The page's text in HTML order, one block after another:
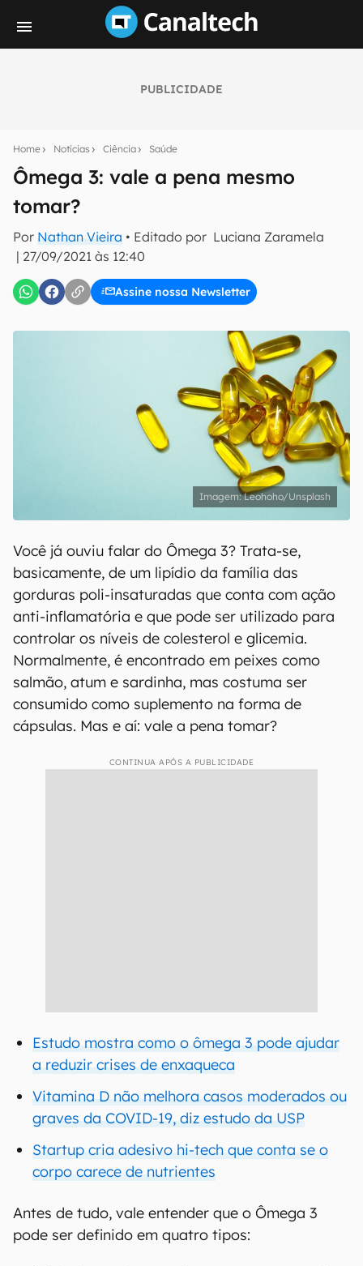
PUBLICIDADE
Home Notícias Ciência Saúde
Ômega 3: vale a pena mesmo
tomar?
Por Nathan Vieira • Editado por Luciana Zaramela
| 27/09/2021 às 12:40
Assine nossa Newsletter
notícias e reviews sobre tecnologia em primeira
E-mail
Uso e Política de Privacidade do Canaltech.
Leohoho/Unsplash
​Você já ouviu falar do Ômega 3? Trata-se,
basicamente, de um lipídio da família das
gorduras poli-insaturadas que conta com ação
anti-inflamatória e que pode ser utilizado para
controlar os níveis de colesterol e glicemia.
Normalmente, é encontrado em peixes como
salmão, atum e sardinha, mas costuma ser
consumido como suplemento na forma de
cápsulas. Mas e aí: vale a pena tomar?
CONTINUA APÓS A PUBLICIDADE
Estudo mostra como o ômega 3 pode ajudar
a reduzir crises de enxaqueca
Vitamina D não melhora casos moderados ou
graves da COVID-19, diz estudo da USP
Startup cria adesivo hi-tech que conta se o
corpo carece de nutrientes
Antes de tudo, vale entender que o Ômega 3
pode ser definido em quatro tipos: